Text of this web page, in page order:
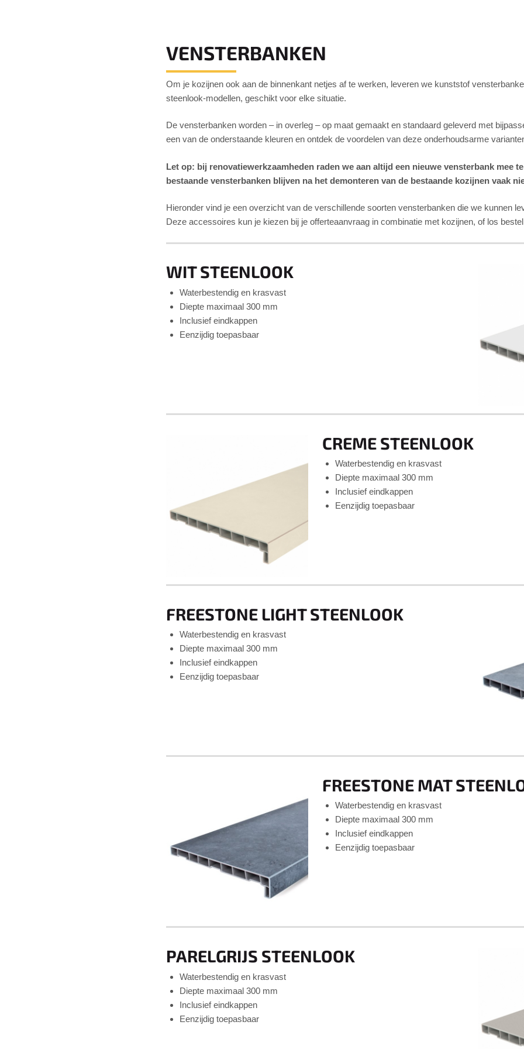
VENSTERBANKEN
Om je kozijnen ook aan de binnenkant netjes af te werken, leveren we kunststof
steenlook-modellen, geschikt voor elke situatie.
De vensterbanken worden – in overleg – op maat gemaakt en standaard geleverd met
een van de onderstaande kleuren en ontdek de voordelen van deze onderhoudsarme
Let op: bij renovatiewerkzaamheden raden we aan altijd een nieuwe vensterbank mee
bestaande vensterbanken blijven na het demonteren van de bestaande kozijnen vaak
Hieronder vind je een overzicht van de verschillende soorten vensterbanken die we kunnen
Deze accessoires kun je kiezen bij je offerteaanvraag in combinatie met kozijnen, of los
WIT STEENLOOK
Waterbestendig en krasvast
Diepte maximaal 300 mm
Inclusief eindkappen
Eenzijdig toepasbaar
CREME STEENLOOK
Waterbestendig en krasvast
Diepte maximaal 300 mm
Inclusief eindkappen
Eenzijdig toepasbaar
FREESTONE LIGHT STEENLOOK
Waterbestendig en krasvast
Diepte maximaal 300 mm
Inclusief eindkappen
Eenzijdig toepasbaar
FREESTONE MAT
Waterbestendig en krasvast
Diepte maximaal 300 mm
Inclusief eindkappen
Eenzijdig toepasbaar
PARELGRIJS STEENLOOK
Waterbestendig en krasvast
Diepte maximaal 300 mm
Inclusief eindkappen
Eenzijdig toepasbaar